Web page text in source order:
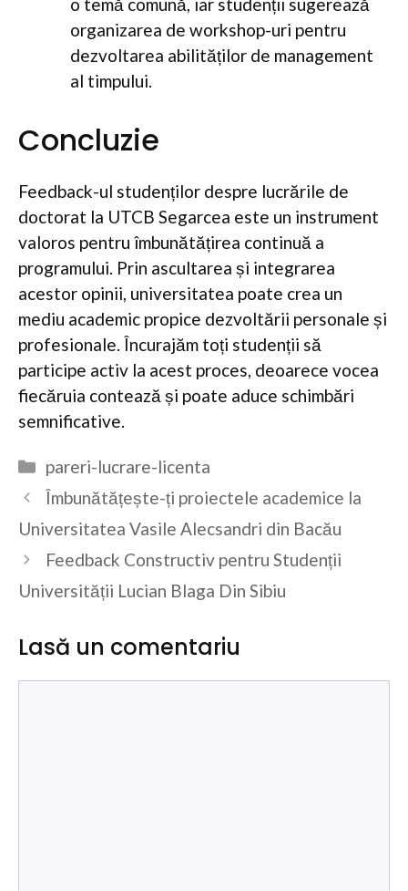
organizarea de workshop-uri pentru
dezvoltarea abilităților de management
al timpului.
Concluzie
Feedback-ul studenților despre lucrările de
doctorat la UTCB Segarcea este un instrument
valoros pentru îmbunătățirea continuă a
programului. Prin ascultarea și integrarea
acestor opinii, universitatea poate crea un
mediu academic propice dezvoltării personale și
profesionale. Încurajăm toți studenții să
participe activ la acest proces, deoarece vocea
fiecăruia contează și poate aduce schimbări
semnificative.
Categorii
pareri-lucrare-licenta
Îmbunătățește-ți proiectele academice la
Universitatea Vasile Alecsandri din Bacău
Feedback Constructiv pentru Studenții
Universității Lucian Blaga Din Sibiu
Lasă un comentariu